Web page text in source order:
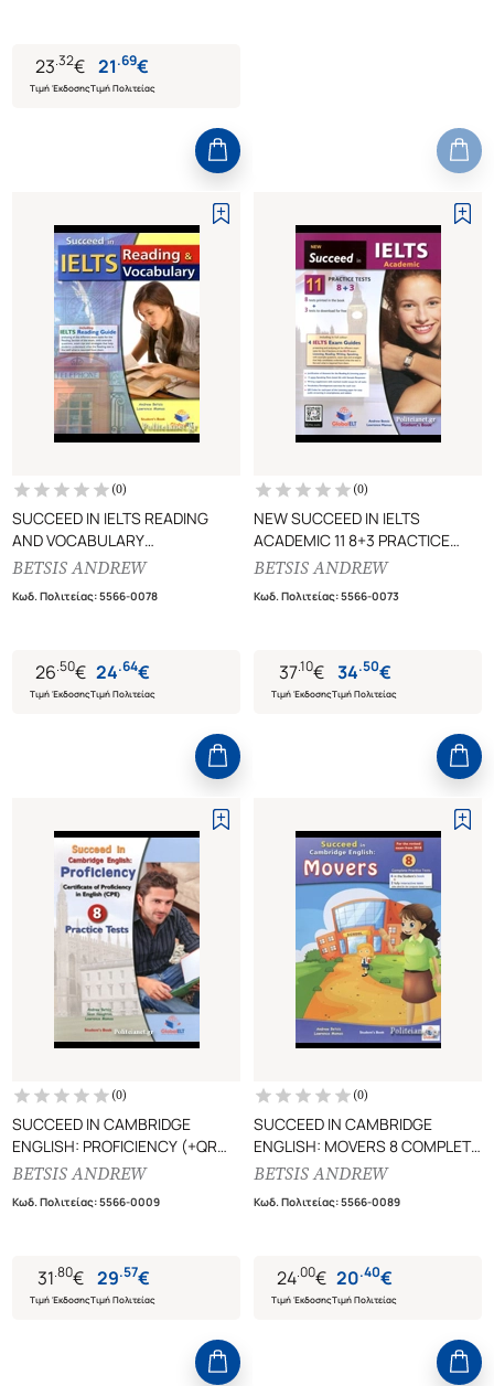
23.32€
Τιμή Έκδοσης
21.69€
Τιμή Πολιτείας
(0)
SUCCEED IN IELTS READING
AND VOCABULARY
STUDENT'S BOOK
BETSIS ANDREW
Κωδ. Πολιτείας:5566-0078
26.50€
Τιμή Έκδοσης
24.64€
Τιμή Πολιτείας
(0)
NEW SUCCEED IN IELTS
ACADEMIC 11 8+3 PRACTICE
TESTS (+SELF-STUDY GUIDE)
BETSIS ANDREW
Κωδ. Πολιτείας:5566-0073
37.10€
Τιμή Έκδοσης
34.50€
Τιμή Πολιτείας
(0)
SUCCEED IN CAMBRIDGE
ENGLISH: PROFICIENCY (+QR
CODE)
CERTIFICATE OF PROFICIENCY IN
BETSIS ANDREW
Κωδ. Πολιτείας:5566-0009
31.80€
Τιμή Έκδοσης
29.57€
Τιμή Πολιτείας
(0)
SUCCEED IN CAMBRIDGE
ENGLISH: MOVERS 8 COMPLETE
PRACTICE TESTS SELF STUDY
REVISED EXAM FROM 2018)
BETSIS ANDREW
Κωδ. Πολιτείας:5566-0089
24.00€
Τιμή Έκδοσης
20.40€
Τιμή Πολιτείας